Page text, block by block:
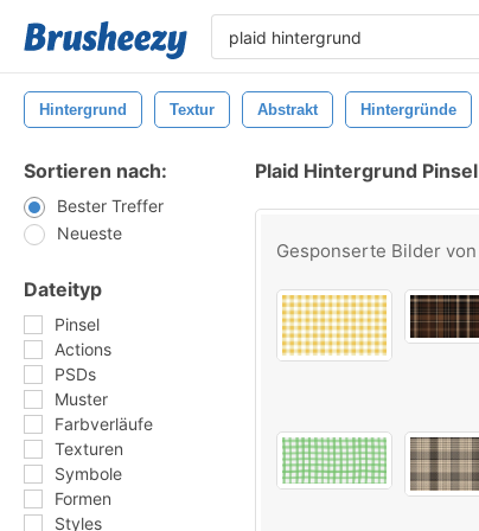
Hintergrund Textur Abstrakt Hintergründe
Sortieren nach:
Bester Treffer
Neueste
Dateityp
Pinsel
Actions
PSDs
Muster
Farbverläufe
Texturen
Symbole
Formen
Styles
Plaid Hintergrund Pinsel
Gesponserte Bilder von